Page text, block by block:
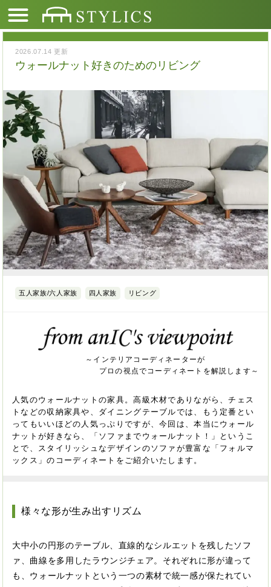
2026.07.14 更新
ウォールナット好きのためのリビング
五人家族/六人家族 四人家族 リビング
～インテリアコーディネーターが
プロの視点でコーディネートを解説します～
人気のウォールナットの家具。高級木材でありながら、チェス
トなどの収納家具や、ダイニングテーブルでは、もう定番とい
ってもいいほどの人気っぷりですが、今回は、本当にウォール
ナットが好きなら、「ソファまでウォールナット！」というこ
とで、スタイリッシュなデザインのソファが豊富な「フォルマ
ックス」のコーディネートをご紹介いたします。
様々な形が生み出すリズム
大中小の円形のテーブル、直線的なシルエットを残したソフ
ァ、曲線を多用したラウンジチェア。それぞれに形が違って
も、ウォールナットという一つの素材で統一感が保たれてい